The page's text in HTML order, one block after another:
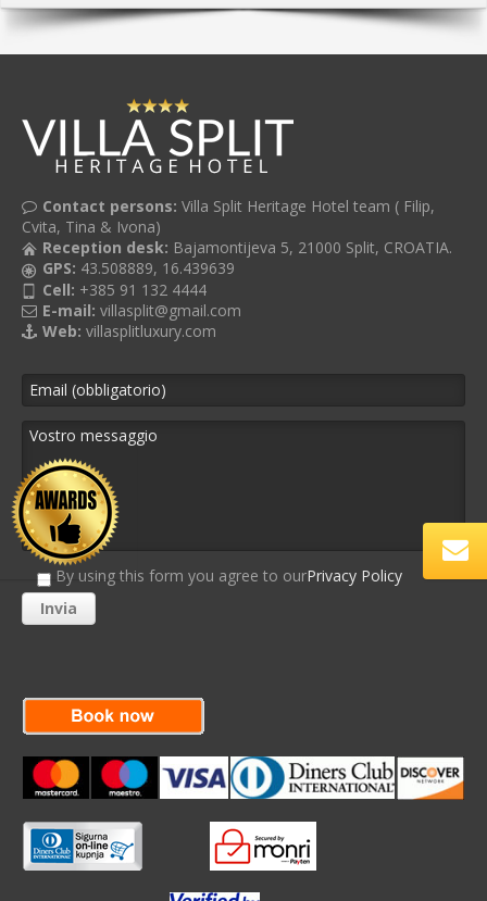
Contact persons: Villa Split Heritage Hotel team ( Filip,
Cvita, Tina & Ivona)
Reception desk: Bajamontijeva 5, 21000 Split, CROATIA.
GPS: 43.508889, 16.439639
Cell: +385 91 132 4444
E-mail: villasplit@gmail.com
Web: villasplitluxury.com
By using this form you agree to ourPrivacy Policy